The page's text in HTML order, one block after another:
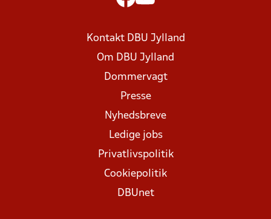
Kontakt DBU Jylland
Om DBU Jylland
Dommervagt
Presse
Nyhedsbreve
Ledige jobs
Privatlivspolitik
Cookiepolitik
DBUnet